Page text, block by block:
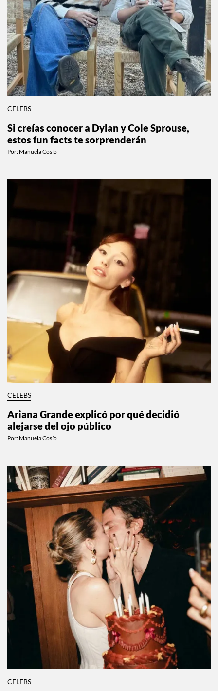
CELEBS
Si creías conocer a Dylan y Cole Sprouse,
estos fun facts te sorprenderán
Por: Manuela Cosío
CELEBS
Ariana Grande explicó por qué decidió
alejarse del ojo público
Por: Manuela Cosío
CELEBS